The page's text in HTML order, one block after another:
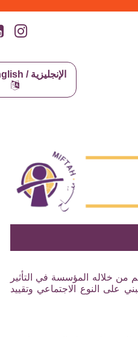
English / الإنجليزية
من خلاله المؤسسة في التأثير
على النوع الاجتماعي وتقييد